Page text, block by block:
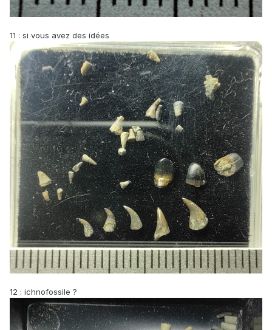
11 : si vous avez des idées
12 : ichnofossile ?